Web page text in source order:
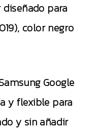
para
color negro
Google
y flexible para
y sin añadir